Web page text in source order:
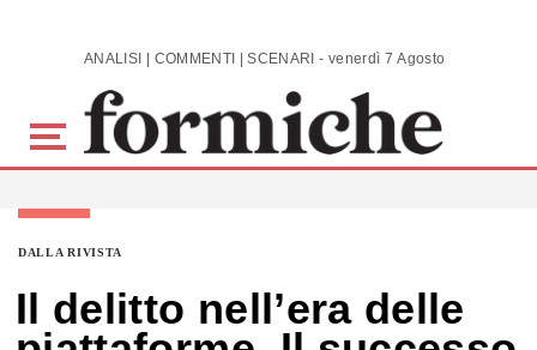
Skip to main content ANALISI | COMMENTI | SCENARI - venerdì 7 Agosto 2026
DALLA RIVISTA
Il delitto nell’era delle